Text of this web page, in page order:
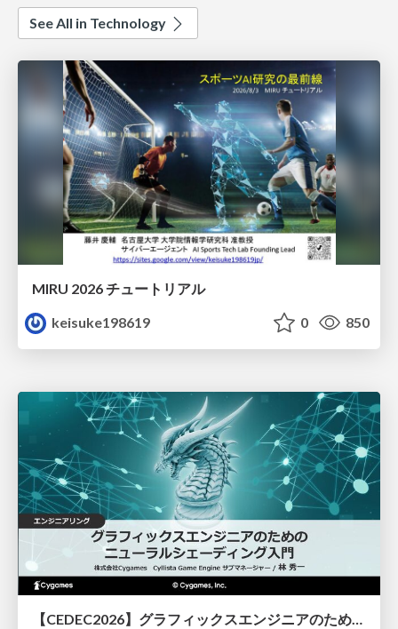
See All in Technology
MIRU 2026 チュートリアル
keisuke198619
0 850
【CEDEC2026】グラフィックスエンジニアのためのニューラルシェーディング入門